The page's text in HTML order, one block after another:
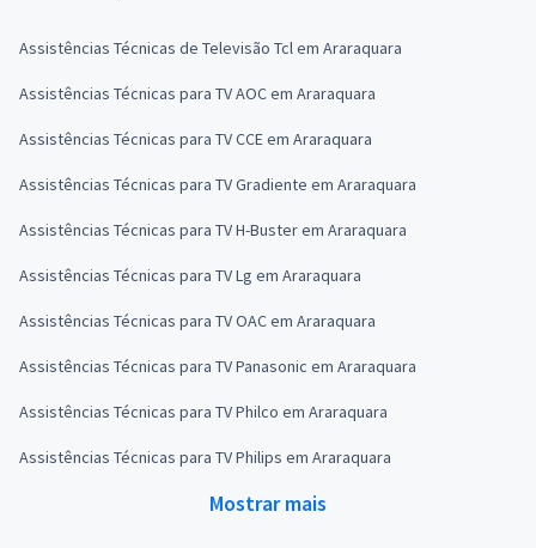
Assistências Técnicas de Televisão Tcl em Araraquara
Assistências Técnicas para TV AOC em Araraquara
Assistências Técnicas para TV CCE em Araraquara
Assistências Técnicas para TV Gradiente em Araraquara
Assistências Técnicas para TV H-Buster em Araraquara
Assistências Técnicas para TV Lg em Araraquara
Assistências Técnicas para TV OAC em Araraquara
Assistências Técnicas para TV Panasonic em Araraquara
Assistências Técnicas para TV Philco em Araraquara
Assistências Técnicas para TV Philips em Araraquara
Mostrar mais